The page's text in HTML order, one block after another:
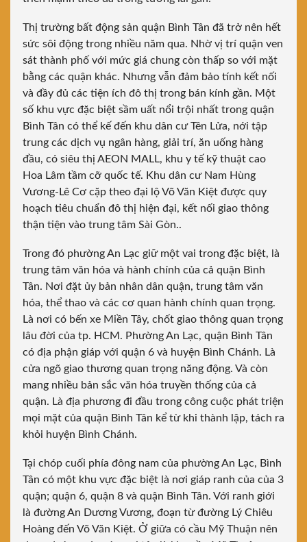
Thị trường bất động sản quận Bình Tân đã trở nên hết
sức sôi động trong nhiều năm qua. Nhờ vị trí quận ven
sát thành phố với mức giá chung còn thấp so với mặt
bằng các quận khác. Nhưng vẫn đảm bảo tính kết nối
và đầy đủ các tiện ích đô thị trong bán kính gần. Một
số khu vực đặc biệt sầm uất nổi trội nhất trong quận
Bình Tân có thể kế đến khu dân cư Tên Lửa, nới tập
trung các dịch vụ ngân hàng, giải trí, ăn uống hàng
đầu, có siêu thị AEON MALL, khu y tế kỹ thuật cao
Hoa Lâm tầm cỡ quốc tế. Khu dân cư Nam Hùng
Vương-Lê Cơ cặp theo đại lộ Võ Văn Kiệt được quy
hoạch tiêu chuẩn đô thị hiện đại, kết nối giao thông
thận tiện vào trung tâm Sài Gòn..
Trong đó phường An Lạc giữ một vai trong đặc biệt, là
trung tâm văn hóa và hành chính của cả quận Bình
Tân. Nơi đặt ủy bản nhân dân quận, trung tâm văn
hóa, thể thao và các cơ quan hành chính quan trọng.
Là nơi có bến xe Miền Tây, chốt giao thông quan trọng
lâu đời của tp. HCM. Phường An Lạc, quận Bình Tân
có địa phận giáp với quận 6 và huyện Bình Chánh. Là
cửa ngõ giao thương quan trọng năng động. Và còn
mang nhiều bản sắc văn hóa truyền thống của cả
quận. Là địa phương đi đầu trong công cuộc phát triện
mọi mặt của quận Bình Tân kể từ khi thành lập, tách ra
khỏi huyện Bình Chánh.
Tại chóp cuối phía đông nam của phường An Lạc, Bình
Tân có một khu vực đặc biệt là nơi giáp ranh của của 3
quận; quận 6, quận 8 và quận Bình Tân. Với ranh giới
là đường An Dương Vương, đoạn từ đường Lý Chiêu
Hoàng đến Võ Văn Kiệt. Ở giữa có cầu Mỹ Thuận nên